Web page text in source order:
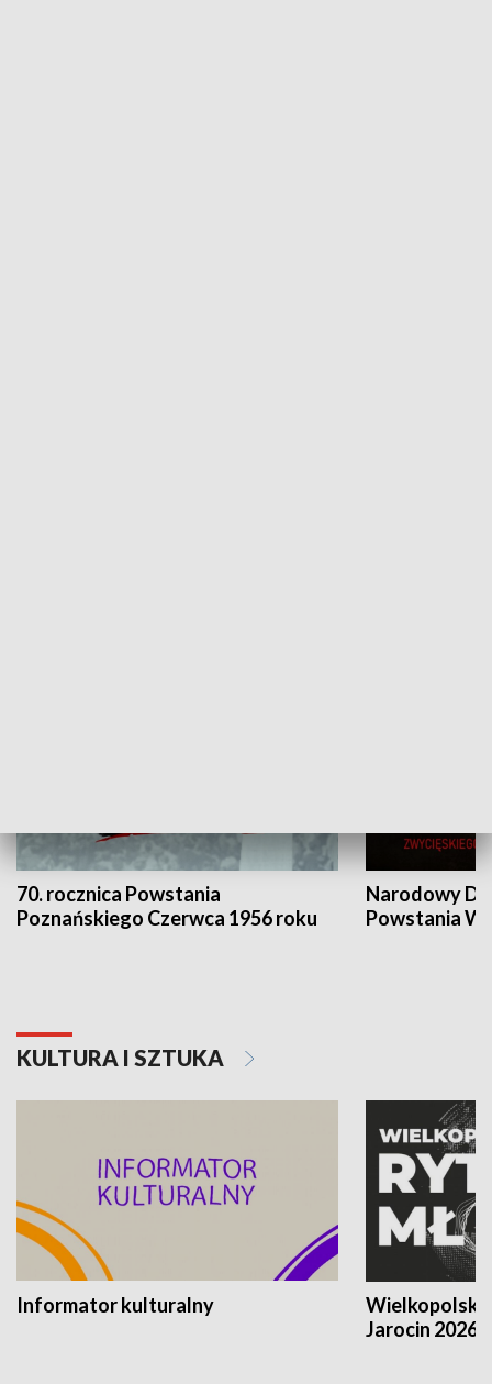
70. rocznica Powstania
Poznańskiego Czerwca 1956 roku
Narodowy
Powstania
KULTURA I SZTUKA
Informator kulturalny
Jarocin 2026